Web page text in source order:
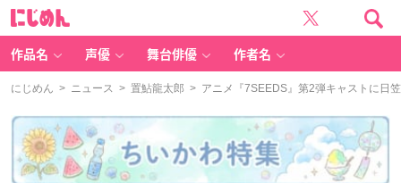
作品名 声優 舞台俳優 作者名
にじめん > ニュース > 置鮎龍太郎 > アニメ『7SEEDS』第2弾キャストに日